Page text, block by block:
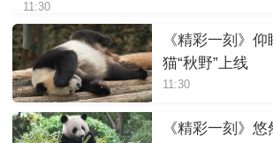
11:30
《精彩一刻》
猫“秋野”上线
11:30
《精彩一刻》